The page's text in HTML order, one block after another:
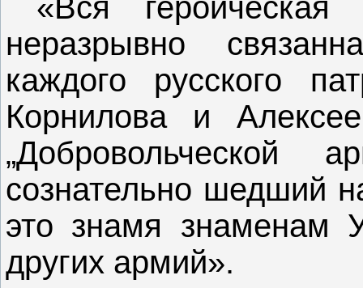
«Вся
неразрывно
каждого русского
Корнилова и
сознательно шедший
это знамя знаменам
других армий».